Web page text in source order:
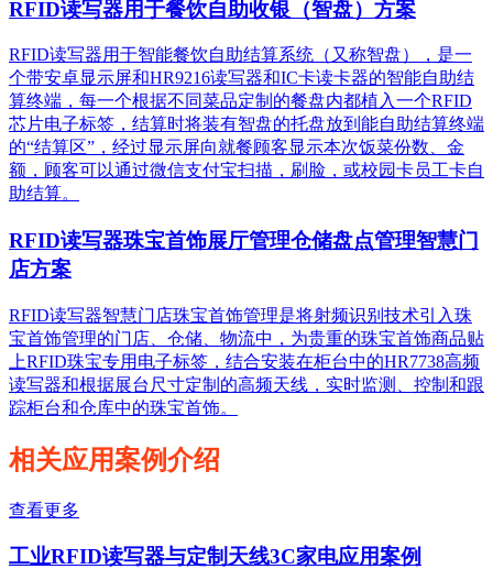
RFID读写器用于餐饮自助收银（智盘）方案
RFID读写器用于智能餐饮自助结算系统（又称智盘），是一
个带安卓显示屏和HR9216读写器和IC卡读卡器的智能自助结
算终端，每一个根据不同菜品定制的餐盘内都植入一个RFID
芯片电子标签，结算时将装有智盘的托盘放到能自助结算终端
的“结算区”，经过显示屏向就餐顾客显示本次饭菜份数、金
额，顾客可以通过微信支付宝扫描，刷脸，或校园卡员工卡自
助结算。
RFID读写器珠宝首饰展厅管理仓储盘点管理智慧门
店方案
RFID读写器智慧门店珠宝首饰管理是将射频识别技术引入珠
宝首饰管理的门店、仓储、物流中，为贵重的珠宝首饰商品贴
上RFID珠宝专用电子标签，结合安装在柜台中的HR7738高频
读写器和根据展台尺寸定制的高频天线，实时监测、控制和跟
踪柜台和仓库中的珠宝首饰。
相关应用案例介绍
查看更多
工业RFID读写器与定制天线3C家电应用案例